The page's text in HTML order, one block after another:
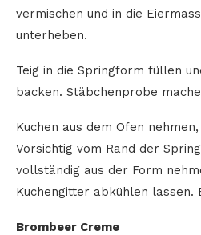
vermischen und in die
unterheben.
Teig in die Springform füllen
backen. Stäbchenprobe
Kuchen aus dem Ofen
Vorsichtig vom Rand der
vollständig aus der Form
Kuchengitter abkühlen
Brombeer Creme